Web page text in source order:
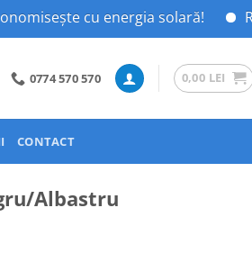
cu energia solară!
Reduceri
0774 570 570 0,00 LEI
CONTACT
Albastru